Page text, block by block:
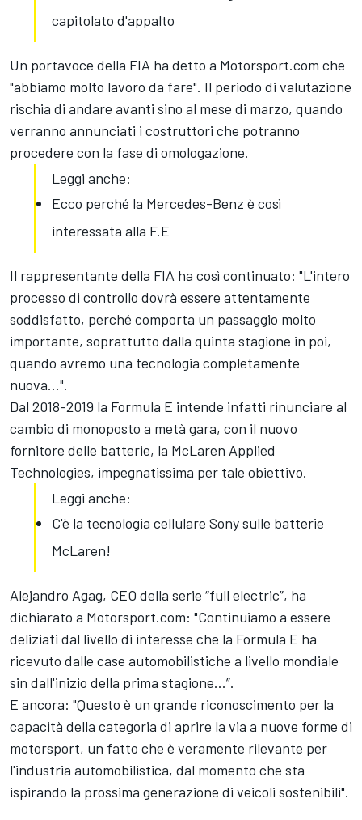
capitolato d'appalto
Un portavoce della FIA ha detto a Motorsport.com che
"abbiamo molto lavoro da fare". Il periodo di valutazione
rischia di andare avanti sino al mese di marzo, quando
verranno annunciati i costruttori che potranno
procedere con la fase di omologazione.
Leggi anche:
Ecco perché la Mercedes-Benz è così
interessata alla F.E
Il rappresentante della FIA ha così continuato: "L'intero
processo di controllo dovrà essere attentamente
soddisfatto, perché comporta un passaggio molto
importante, soprattutto dalla quinta stagione in poi,
quando avremo una tecnologia completamente
nuova...".
Dal 2018-2019 la Formula E intende infatti rinunciare al
cambio di monoposto a metà gara, con il nuovo
fornitore delle batterie, la McLaren Applied
Technologies, impegnatissima per tale obiettivo.
Leggi anche:
C'è la tecnologia cellulare Sony sulle batterie
McLaren!
Alejandro Agag, CEO della serie “full electric”, ha
dichiarato a Motorsport.com: "Continuiamo a essere
deliziati dal livello di interesse che la Formula E ha
ricevuto dalle case automobilistiche a livello mondiale
sin dall'inizio della prima stagione...”.
E ancora: "Questo è un grande riconoscimento per la
capacità della categoria di aprire la via a nuove forme di
motorsport, un fatto che è veramente rilevante per
l'industria automobilistica, dal momento che sta
ispirando la prossima generazione di veicoli sostenibili".